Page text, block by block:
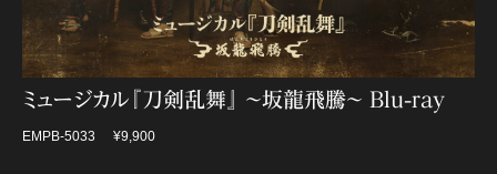
ミュージカル『刀剣乱舞』 ～坂龍飛騰～ Blu-ray
EMPB-5033 ¥9,900